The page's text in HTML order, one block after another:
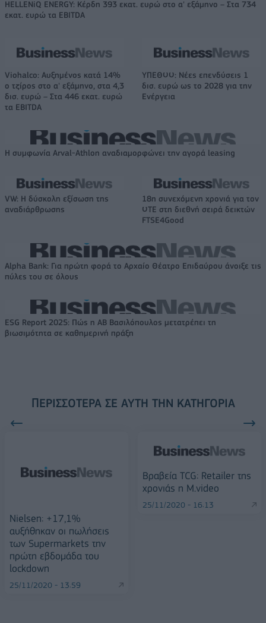
HELLENiQ ENERGY: Κέρδη 393 εκατ. ευρώ στο α' εξάμηνο – Στα 734
εκατ. ευρώ τα EBITDA
Viohalco: Αυξημένος κατά 14%
ο τζίρος στο α' εξάμηνο, στα 4,3
δισ. ευρώ – Στα 446 εκατ. ευρώ
τα EBITDA
ΥΠΕΘΟΟ: Νέες επενδύσεις 1
δισ. ευρώ ως το 2028 για την
Ενέργεια
Η συμφωνία Arval-Athlon αναδιαμορφώνει την αγορά leasing
VW: Η δύσκολη εξίσωση της
αναδιάρθρωσης
18η συνεχόμενη χρονιά για τον
ΟΤΕ στη διεθνή σειρά δεικτών
FTSE4Good
Alpha Bank: Για πρώτη φορά το Αρχαίο Θέατρο Επιδαύρου άνοιξε τις
πύλες του σε όλους
ESG Report 2025: Πώς η ΑΒ Βασιλόπουλος μετατρέπει τη
βιωσιμότητα σε καθημερινή πράξη
ΠΕΡΙΣΣΌΤΕΡΑ ΣΕ ΑΥΤΉ ΤΗΝ ΚΑΤΗΓΟΡΊΑ
Nielsen: +17,1%
αυξήθηκαν οι πωλήσεις
των Supermarkets την
πρώτη εβδομάδα του
lockdown
25/11/2020 - 13:59
Βραβεία TCG: Retailer της
χρονιάς η M.video
25/11/2020 - 16:13